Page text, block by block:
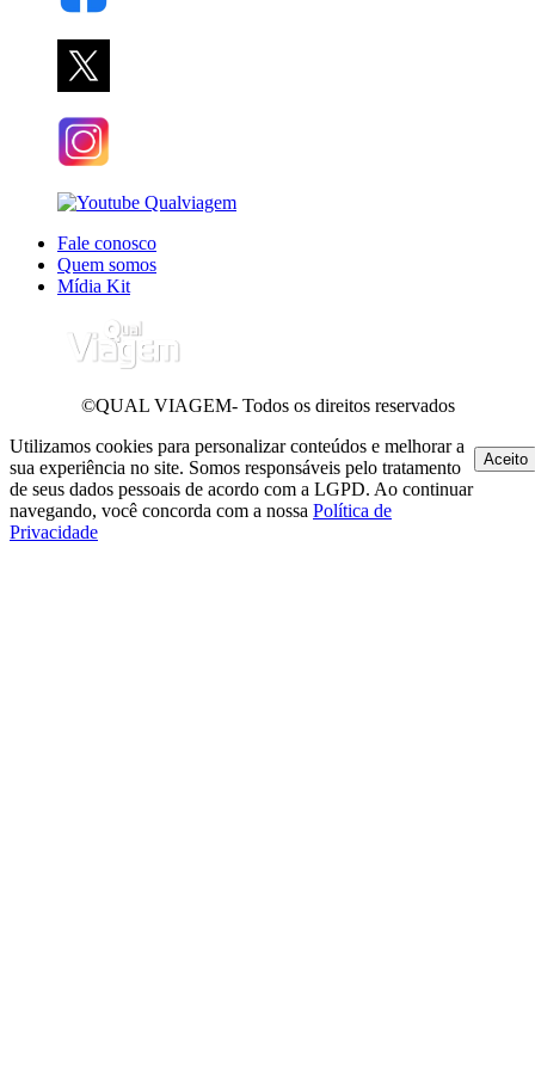
Fale conosco
Quem somos
Mídia Kit
©QUAL VIAGEM- Todos os direitos reservados
Utilizamos cookies para personalizar conteúdos e melhorar a
sua experiência no site. Somos responsáveis pelo tratamento
de seus dados pessoais de acordo com a LGPD. Ao continuar
navegando, você concorda com a nossa Política de
Privacidade
Aceito